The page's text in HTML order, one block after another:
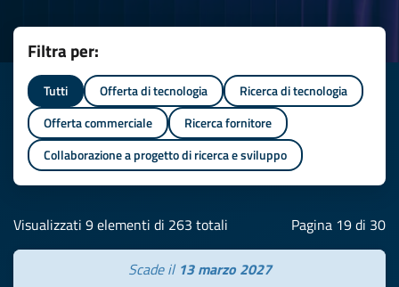
Filtra per:
Tutti Offerta di tecnologia
Ricerca di tecnologia
Offerta commerciale
Ricerca fornitore
Collaborazione a progetto di ricerca e sviluppo
Visualizzati 9 elementi di 263 totali Pagina 19 di 30
Scade il 13 marzo 2027